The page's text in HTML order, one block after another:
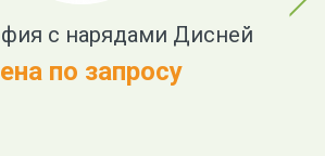
с нарядами Дисней
по запросу